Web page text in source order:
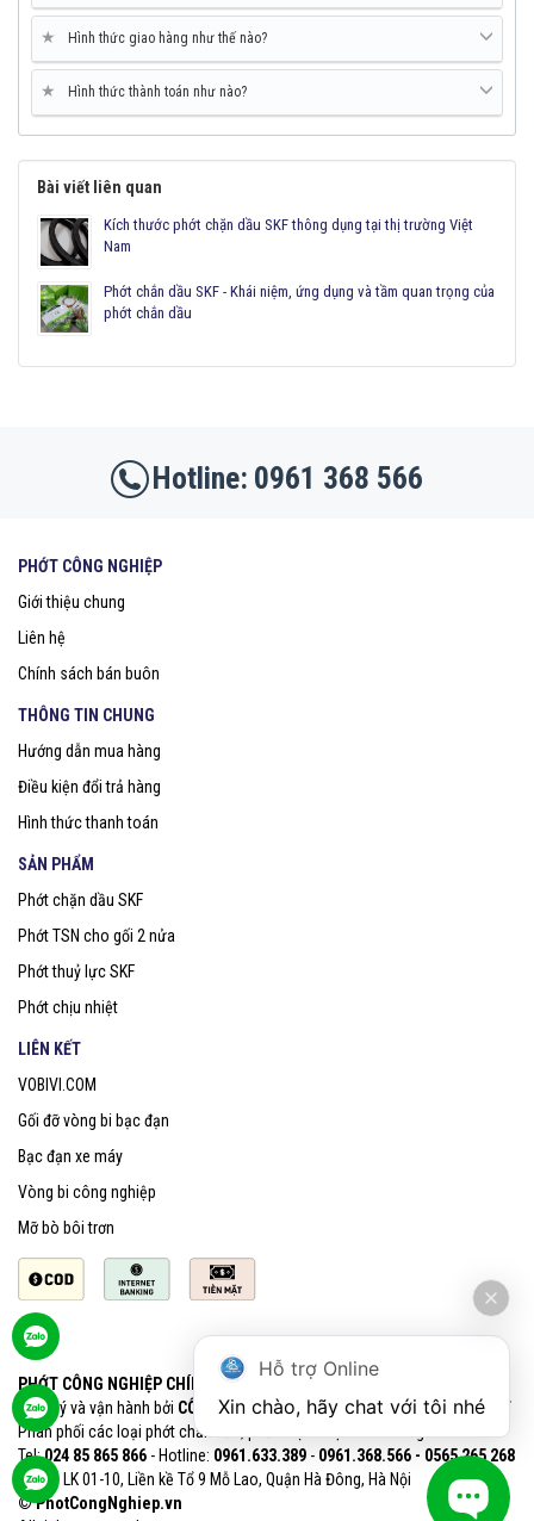
★ Hình thức giao hàng như thế nào?
★ Hình thức thành toán như nào?
Bài viết liên quan
Kích thước phớt chặn dầu SKF thông dụng tại thị trường Việt
Nam
Phớt chắn dầu SKF - Khái niệm, ứng dụng và tầm quan trọng của
phớt chắn dầu
0961 368 566
PHỚT CÔNG NGHIỆP
Giới thiệu chung
Liên hệ
Chính sách bán buôn
THÔNG TIN CHUNG
Hướng dẫn mua hàng
Điều kiện đổi trả hàng
Hình thức thanh toán
SẢN PHẨM
Phớt chặn dầu SKF
Phớt TSN cho gối 2 nửa
Phớt thuỷ lực SKF
Phớt chịu nhiệt
LIÊN KẾT
VOBIVI.COM
Gối đỡ vòng bi bạc đạn
Bạc đạn xe máy
Vòng bi công nghiệp
Mỡ bò bôi trơn
PHỚT CÔNG NGHIỆP CHÍNH HÃNG SKF
Quản lý và vận hành bởi CÔNG TY CỔ PHẦN VOBIVI - Đại lý uỷ quyền SKF
Phân phối các loại phớt chắn dầu, phớt chịu nhiệt chính hãng SKF
Tel:024 85 865 866 - Hotline: 0961.633.389​ - 0961.368.566 - 0565 265 268​
VPGD: LK 01-10, Liền kề Tổ 9 Mỗ Lao, Quận Hà Đông, Hà Nội
© PhotCongNghiep.vn
Hỗ trợ Online
Xin chào, hãy chat với tôi nhé